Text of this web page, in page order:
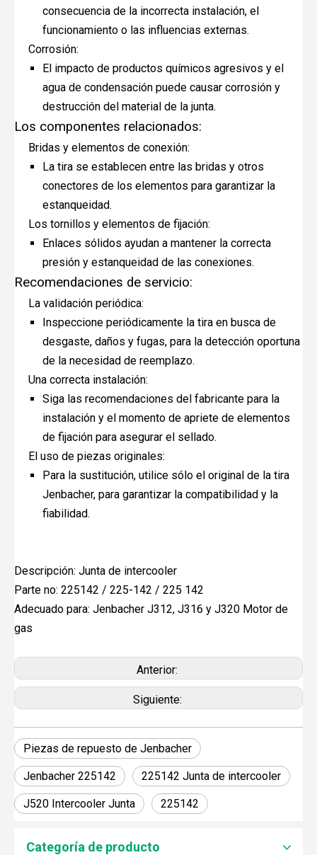
consecuencia de la incorrecta instalación, el
funcionamiento o las influencias externas.
Corrosión:
El impacto de productos químicos agresivos y el
agua de condensación puede causar corrosión y
destrucción del material de la junta.
Los componentes relacionados:
Bridas y elementos de conexión:
La tira se establecen entre las bridas y otros
conectores de los elementos para garantizar la
estanqueidad.
Los tornillos y elementos de fijación:
Enlaces sólidos ayudan a mantener la correcta
presión y estanqueidad de las conexiones.
Recomendaciones de servicio:
La validación periódica:
Inspeccione periódicamente la tira en busca de
desgaste, daños y fugas, para la detección oportuna
de la necesidad de reemplazo.
Una correcta instalación:
Siga las recomendaciones del fabricante para la
instalación y el momento de apriete de elementos
de fijación para asegurar el sellado.
El uso de piezas originales:
Para la sustitución, utilice sólo el original de la tira
Jenbacher, para garantizar la compatibilidad y la
fiabilidad.
Descripción: Junta de intercooler
Parte no: 225142 / 225-142 / 225 142
Adecuado para: Jenbacher J312, J316 y J320 Motor de
gas
Anterior:
Siguiente:
Piezas de repuesto de Jenbacher
Jenbacher 225142 225142 Junta de intercooler
J520 Intercooler Junta 225142
Categoría de producto
JEBACHER BIOGAS GENERADOR SOBRE EL PROYECTO DE GENERACIÓN DE ENERGÍA DE GOLLES